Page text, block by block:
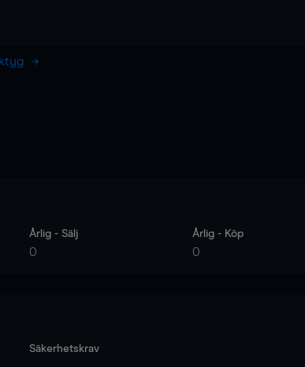
Årlig - Sälj
0
Årlig - Köp
0
Säkerhetskrav